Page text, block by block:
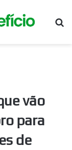
vão
para
de